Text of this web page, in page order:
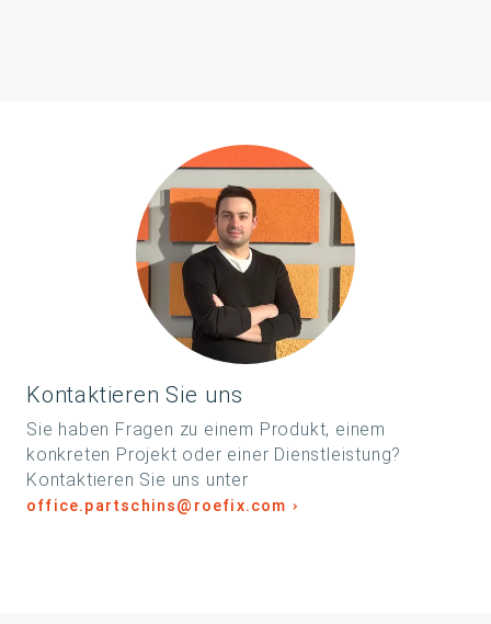
Kontaktieren Sie uns
Sie haben Fragen zu einem Produkt, einem
konkreten Projekt oder einer Dienstleistung?
Kontaktieren Sie uns unter
office.partschins@roefix.com